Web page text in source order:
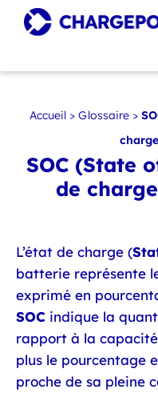
Accueil >Glossaire>
SOC (State
de
L’état de charge (
batterie représente
exprimé en
SOC indique la
rapport à la
plus le pourcentage
proche de sa pleine